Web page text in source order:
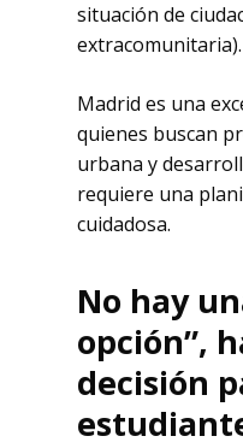
situación de
extracomunitaria).
Madrid es una
quienes buscan
urbana y
requiere una
cuidadosa.
No hay
opción”,
decisión